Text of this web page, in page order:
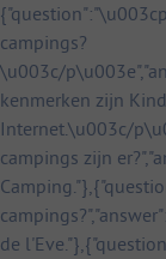
campings?
\u003c/
kenmerken zijn
Internet.\u003c/
campings zijn
de